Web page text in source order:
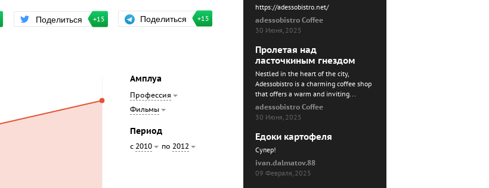
Поделиться +15 Поделиться +15
Амплуа
Профессия
Фильмы
Период
с 2010 по 2012
https://adessobistro.net/
adessobistro Coffee
30 Июня, 2025
Пролетая над
ласточкиным гнездом
Nestled in the heart of the city,
Adessobistro is a charming coffee shop
that offers a warm and inviting...
adessobistro Coffee
30 Июня, 2025
Едоки картофеля
Cупер!
ivan.dalmatov.88
09 Февраля, 2025